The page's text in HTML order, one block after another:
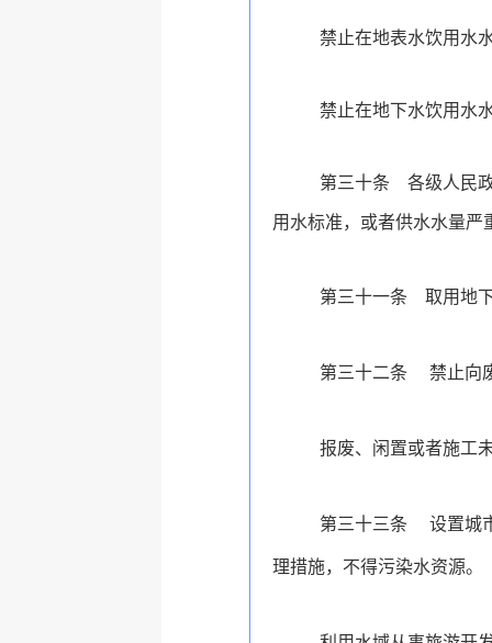
禁止在地表水饮用水
禁止在地下水饮用水
第三十条 各级人民
用水标准，或者供水水量严
第三十一条 取用地
第三十二条 禁止向
报废、闲置或者施工
第三十三条 设置城
理措施，不得污染水资源。